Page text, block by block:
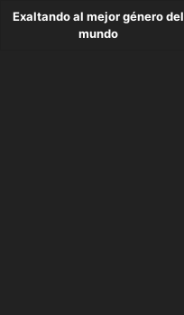
Exaltando al mejor género del
mundo